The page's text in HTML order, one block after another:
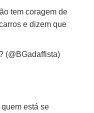
tem coragem de
e dizem que
(@BGadaffista)
está se